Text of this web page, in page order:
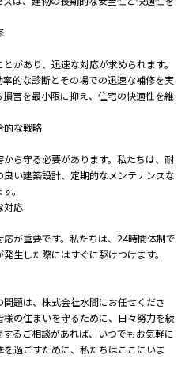
があり、迅速な対応が求められます。
的な診断とその場での迅速な補修を実
害を最小限に抑え、住宅の快適性を維
的な戦略
ら守る必要があります。私たちは、耐
い建築設計、定期的なメンテナンスな
。
対応
が重要です。私たちは、24時間体制で
生した際にはすぐに駆けつけます。
題は、株式会社水間にお任せくださ
の住まいを守るために、日々努力を続
るご相談があれば、いつでもお気軽に
過ごすために、私たちはここにいま